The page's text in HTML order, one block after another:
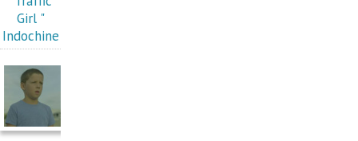
Girl "
Indochine